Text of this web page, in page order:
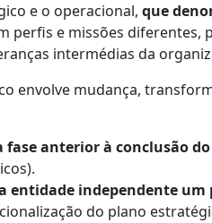
e o operacional, que
e missões
intermédias da
envolve mudança,
anterior à conclusão
entidade independente um
do plano